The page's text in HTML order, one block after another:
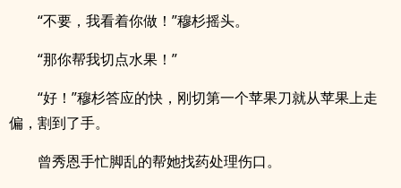
“不要，我看着你做！”穆杉摇头。
“那你帮我切点水果！”
“好！”穆杉答应的快，刚切第一个苹果刀就从苹果上走
偏，割到了手。
曾秀恩手忙脚乱的帮她找药处理伤口。